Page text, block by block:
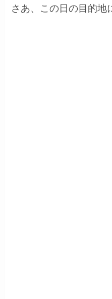
さあ、この日の目的地